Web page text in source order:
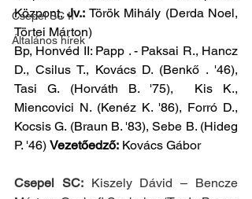
Csepel SC II
Általános hírek
Központ, Jv.: Török Mihály (Derda Noel,
Törtei Márton)
Bp, Honvéd II: Papp . - Paksai R., Hancz
D., Csilus T., Kovács D. (Benkő . '46),
Tasi G. (Horváth B. '75),  Kis K.,
Miencovici N. (Kenéz K. '86), Forró D.,
Kocsis G. (Braun B. '83), Sebe B. (Hideg
P. '46) Vezetőedző: Kovács Gábor
Csepel SC: Kiszely Dávid – Bencze